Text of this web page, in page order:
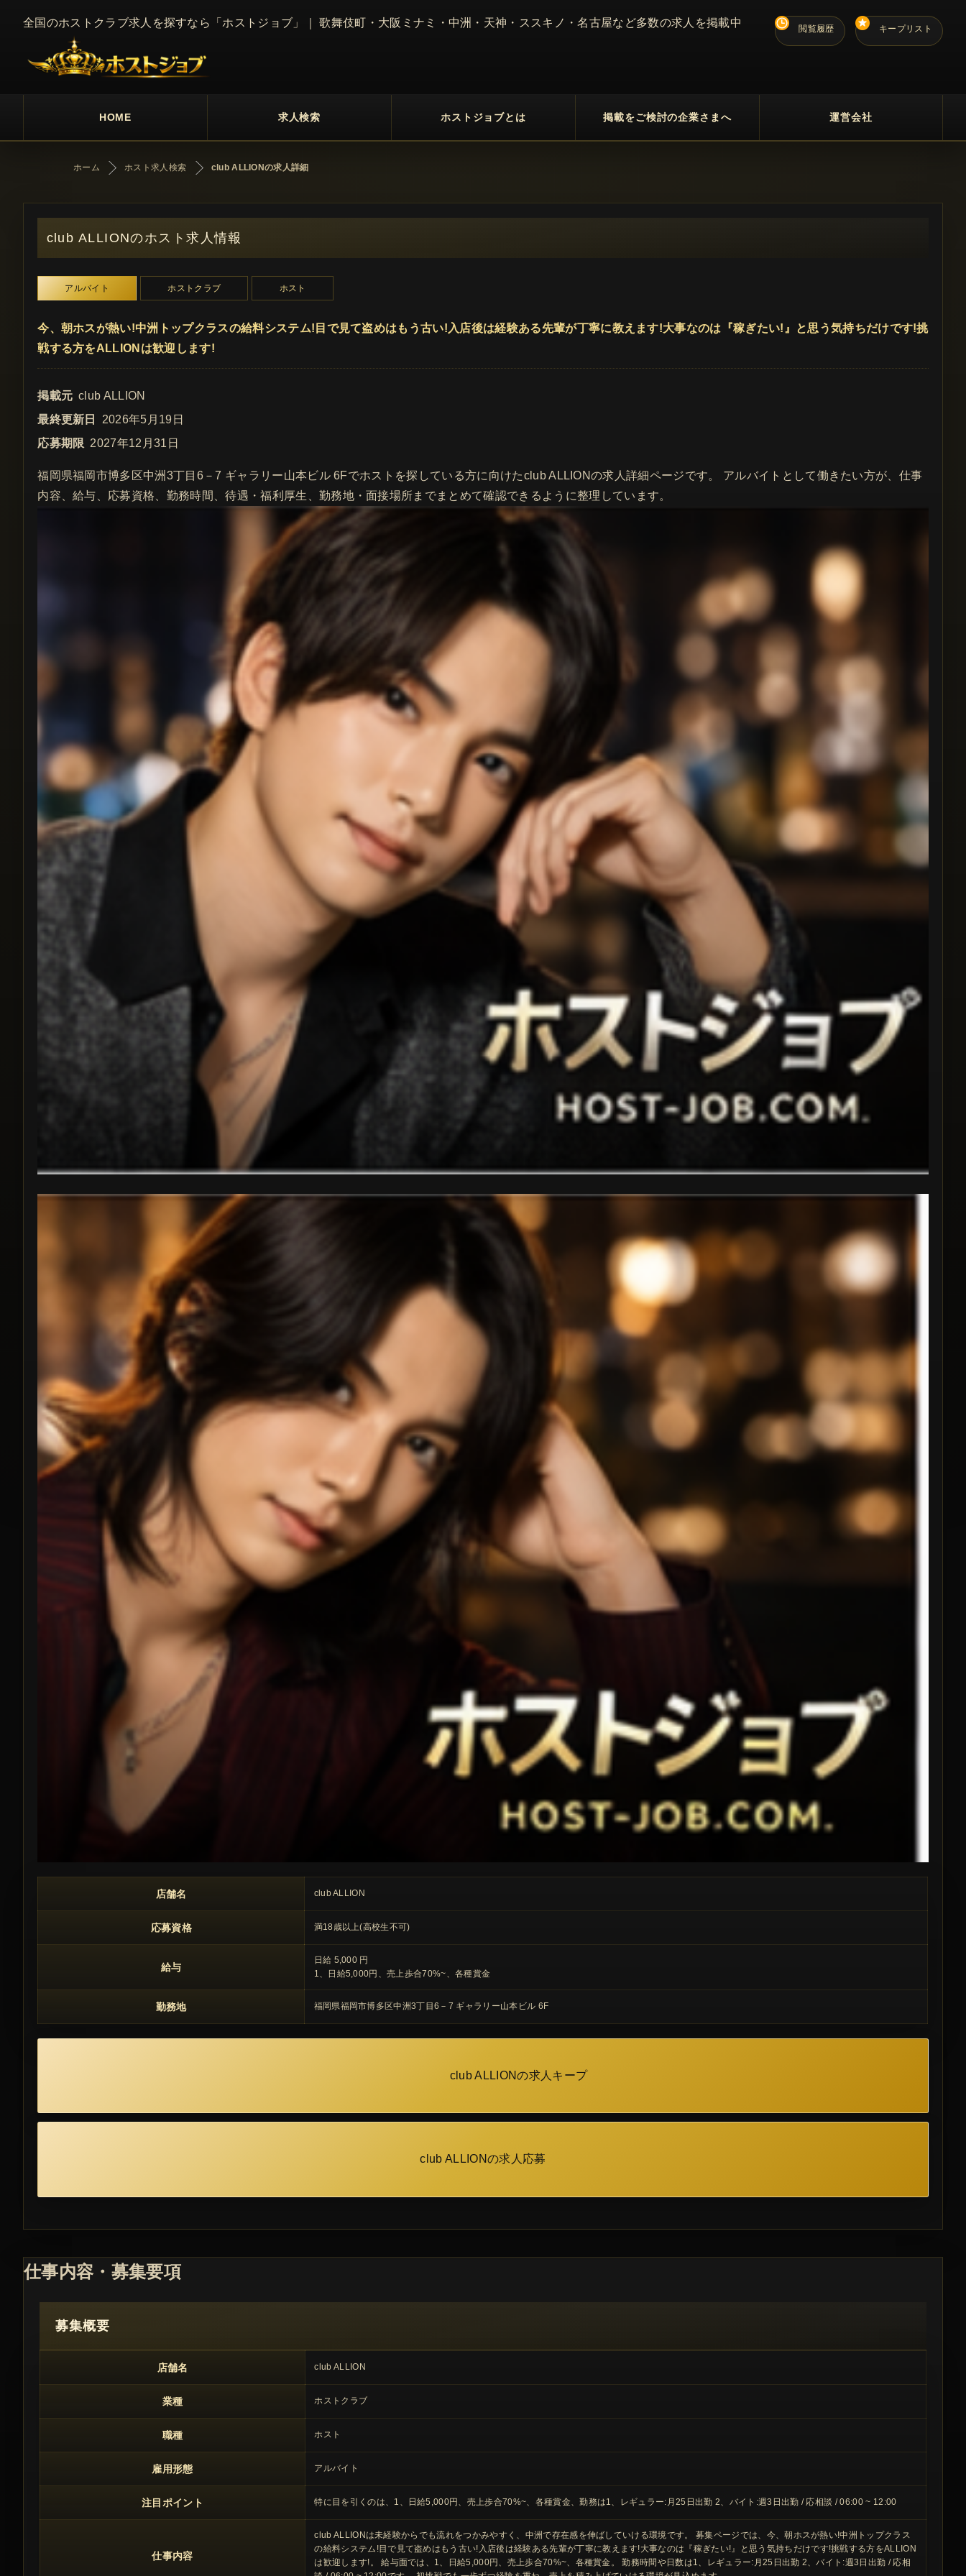
全国のホストクラブ求人を探すなら「ホストジョブ」｜ 歌舞伎町・大阪ミナミ・中洲・天神・ススキノ・名古屋など多数の求人を掲載中 閲覧履歴 キープリスト
HOME 求人検索 ホストジョブとは 掲載をご検討の企業さまへ 運営会社
ホーム ホスト求人検索 club ALLIONの求人詳細
club ALLIONのホスト求人情報
アルバイト ホストクラブ ホスト
今、朝ホスが熱い!中洲トップクラスの給料システム!目で見て盗めはもう古い!入店後は経験ある先輩が丁寧に教えます!大事なのは『稼ぎたい!』と思う気持ちだけです!挑
戦する方をALLIONは歓迎します!
掲載元 club ALLION
最終更新日
2026年5月19日
応募期限 2027年12月31日
福岡県福岡市博多区中洲3丁目6－7 ギャラリー山本ビル 6Fでホストを探している方に向けたclub ALLIONの求人詳細ページです。 アルバイトとして働きたい方が、仕事
内容、給与、応募資格、勤務時間、待遇・福利厚生、勤務地・面接場所までまとめて確認できるように整理しています。
この求人の注目ポイント
店舗名 club ALLION
応募資格 満18歳以上(高校生不可)
給与
日給 5,000 円
1、日給5,000円、売上歩合70%~、各種賞金
勤務地 福岡県福岡市博多区中洲3丁目6－7 ギャラリー山本ビル 6F
club ALLIONの求人キープ
club ALLIONの求人応募
仕事内容・募集要項
募集概要
店舗名 club ALLION
業種 ホストクラブ
職種 ホスト
雇用形態 アルバイト
注目ポイント 特に目を引くのは、1、日給5,000円、売上歩合70%~、各種賞金、勤務は1、レギュラー:月25日出勤 2、バイト:週3日出勤 / 応相談 / 06:00 ~ 12:00
仕事内容
club ALLIONは未経験からでも流れをつかみやすく、中洲で存在感を伸ばしていける環境です。 募集ページでは、今、朝ホスが熱い!中洲トップクラス
の給料システム!目で見て盗めはもう古い!入店後は経験ある先輩が丁寧に教えます!大事なのは『稼ぎたい!』と思う気持ちだけです!挑戦する方をALLION
は歓迎します!。 給与面では、1、日給5,000円、売上歩合70%~、各種賞金。 勤務時間や日数は1、レギュラー:月25日出勤 2、バイト:週3日出勤 / 応相